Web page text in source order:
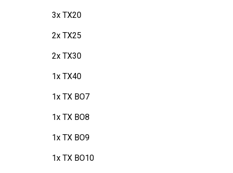
3x TX20
2x TX25
2x TX30
1x TX40
1x TX BO7
1x TX BO8
1x TX BO9
1x TX BO10